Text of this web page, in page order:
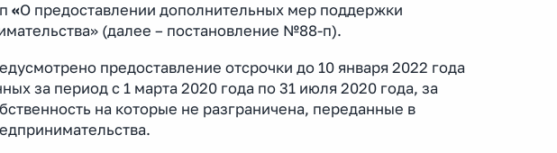
«О предоставлении дополнительных мер поддержки
(далее – постановление №88-п).
предоставление отсрочки до 10 января 2022 года
за период с 1 марта 2020 года по 31 июля 2020 года, за
на которые не разграничена, переданные в